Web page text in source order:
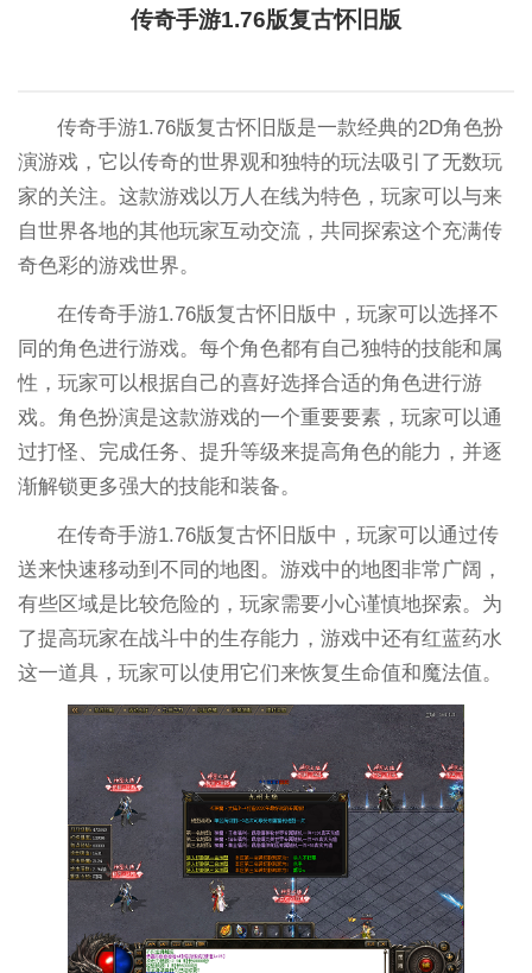
传奇手游1.76版复古怀旧版
传奇手游1.76版复古怀旧版是一款经典的2D角色扮
演游戏，它以传奇的世界观和独特的玩法吸引了无数玩
家的关注。这款游戏以万人在线为特色，玩家可以与来
自世界各地的其他玩家互动交流，共同探索这个充满传
奇色彩的游戏世界。
在传奇手游1.76版复古怀旧版中，玩家可以选择不
同的角色进行游戏。每个角色都有自己独特的技能和属
性，玩家可以根据自己的喜好选择合适的角色进行游
戏。角色扮演是这款游戏的一个重要要素，玩家可以通
过打怪、完成任务、提升等级来提高角色的能力，并逐
渐解锁更多强大的技能和装备。
在传奇手游1.76版复古怀旧版中，玩家可以通过传
送来快速移动到不同的地图。游戏中的地图非常广阔，
有些区域是比较危险的，玩家需要小心谨慎地探索。为
了提高玩家在战斗中的生存能力，游戏中还有红蓝药水
这一道具，玩家可以使用它们来恢复生命值和魔法值。